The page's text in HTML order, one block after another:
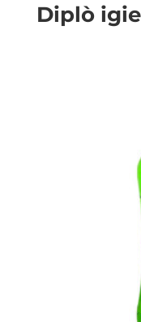
Diplò